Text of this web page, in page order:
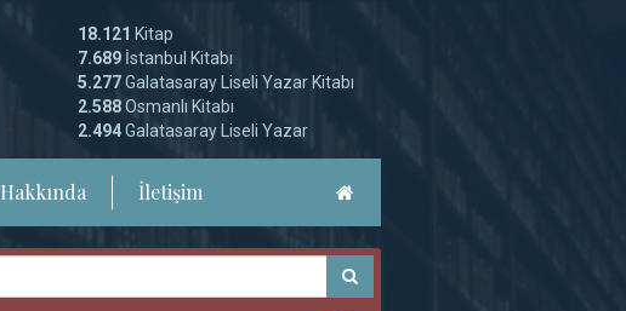
18.121 Kitap
7.689 İstanbul Kitabı
5.277Galatasaray Liseli Yazar Kitabı
2.588Osmanlı Kitabı
2.494Galatasaray Liseli Yazar
Hakkında İletişim